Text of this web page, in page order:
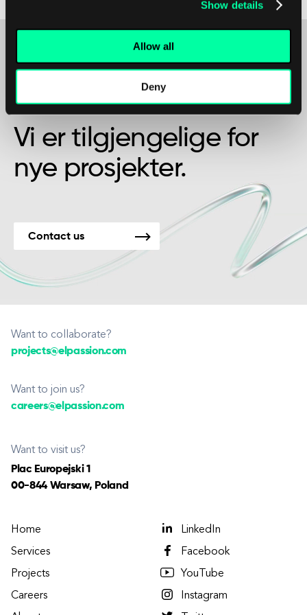
Show details
Allow all
Deny
Kanskje det er begynnelsen på et vakkert
vennskap?
Vi er tilgjengelige for
nye prosjekter.
Contact us
Want to collaborate?
projects@elpassion.com
Want to join us?
careers@elpassion.com
Want to visit us?
Plac Europejski 1
00-844 Warsaw, Poland
Home
Services
Projects
Careers
LinkedIn
Facebook
YouTube
Instagram